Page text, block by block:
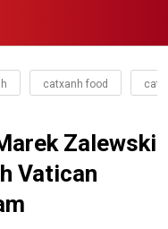
catxanh food
Zalewski
Vatican